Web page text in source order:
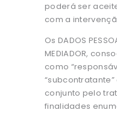
poderá ser aceite
com a
Os DADOS
MEDIADOR,
como
conjunto pelo
finalidades